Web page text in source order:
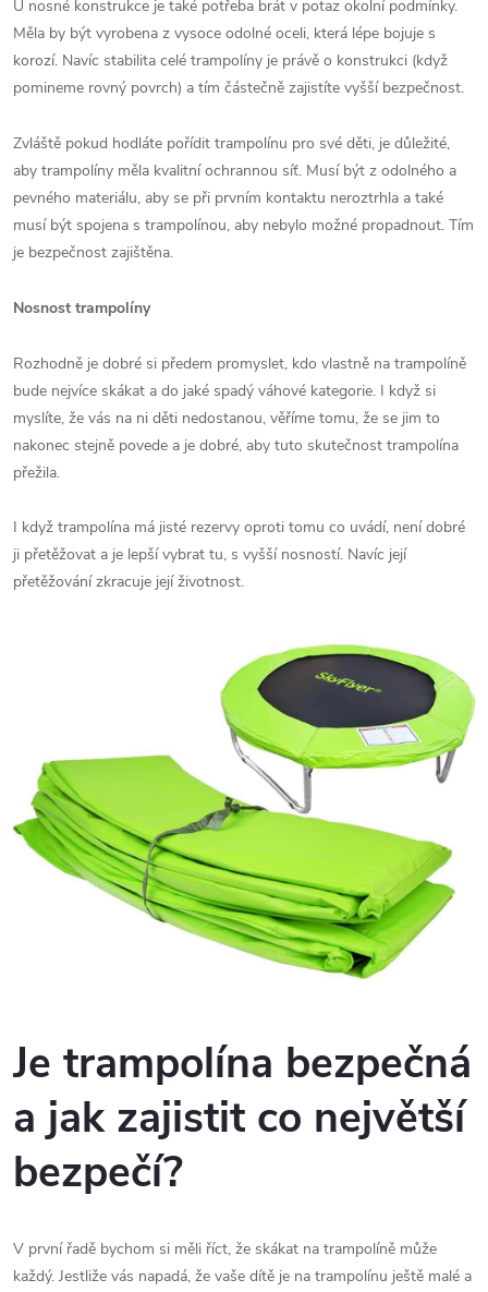
U nosné konstrukce je také potřeba brát v potaz okolní podmínky.
Měla by být vyrobena z vysoce odolné oceli, která lépe bojuje s
korozí. Navíc stabilita celé trampolíny je právě o konstrukci (když
pomineme rovný povrch) a tím částečně zajistíte vyšší bezpečnost.
Zvláště pokud hodláte pořídit trampolínu pro své děti, je důležité,
aby trampolíny měla kvalitní ochrannou síť. Musí být z odolného a
pevného materiálu, aby se při prvním kontaktu neroztrhla a také
musí být spojena s trampolínou, aby nebylo možné propadnout. Tím
je bezpečnost zajištěna.
Nosnost trampolíny
Rozhodně je dobré si předem promyslet, kdo vlastně na trampolíně
bude nejvíce skákat a do jaké spadý váhové kategorie. I když si
myslíte, že vás na ni děti nedostanou, věříme tomu, že se jim to
nakonec stejně povede a je dobré, aby tuto skutečnost trampolína
přežila.
I když trampolína má jisté rezervy oproti tomu co uvádí, není dobré
ji přetěžovat a je lepší vybrat tu, s vyšší nosností. Navíc její
přetěžování zkracuje její životnost.
Je trampolína bezpečná
a jak zajistit co největší
bezpečí?
V první řadě bychom si měli říct, že skákat na trampolíně může
každý. Jestliže vás napadá, že vaše dítě je na trampolínu ještě malé a